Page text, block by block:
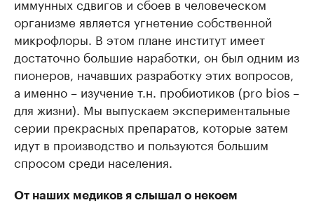
иммунных сдвигов и сбоев в человеческом
организме является угнетение собственной
микрофлоры. В этом плане институт имеет
достаточно большие наработки, он был одним из
пионеров, начавших разработку этих вопросов,
а именно – изучение т.н. пробиотиков (pro bios –
для жизни). Мы выпускаем экспериментальные
серии прекрасных препаратов, которые затем
идут в производство и пользуются большим
спросом среди населения.
От наших медиков я слышал о некоем